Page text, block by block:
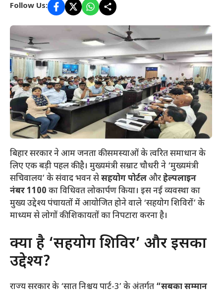
Follow Us:
​बिहार सरकार ने आम जनता की समस्याओं के त्वरित समाधान के
लिए एक बड़ी पहल की है। मुख्यमंत्री सम्राट चौधरी ने ‘मुख्यमंत्री
सचिवालय’ के संवाद भवन सेसहयोग पोर्टलऔरहेल्पलाइन
नंबर 1100 का विधिवत लोकार्पण किया। इस नई व्यवस्था का
मुख्य उद्देश्य पंचायतों में आयोजित होने वाले ‘सहयोग शिविरों’ के
माध्यम से लोगों की शिकायतों का निपटारा करना है।
​क्या है ‘सहयोग शिविर’ और इसका
उद्देश्य?
​राज्य सरकार के ‘सात निश्चय पार्ट-3’ के अंतर्गत “सबका सम्मान